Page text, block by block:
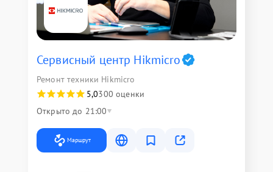
Сервисный центр Hikmicro
Ремонт техники Hikmicro
5,0300 оценки
Открыто до 21:00
Маршрут